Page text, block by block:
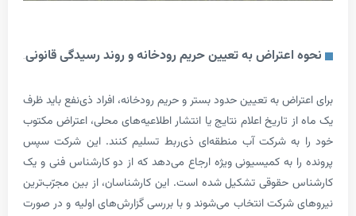
به تعیین حریم رودخانه و روند رسیدگی قانونی
به تعیین حدود بستر و حریم رودخانه، افراد ذی‌نفع باید ظرف
تاریخ اعلام نتایج یا انتشار اطلاعیه‌های محلی، اعتراض مکتوب
شرکت آب منطقه‌ای ذی‌ربط تسلیم کنند. این شرکت سپس
به کمیسیونی ویژه ارجاع می‌دهد که از دو کارشناس فنی و یک
حقوقی تشکیل شده است. این کارشناسان، از بین مجرّب‌ترین
شرکت انتخاب می‌شوند و با بررسی گزارش‌های اولیه و در صورت